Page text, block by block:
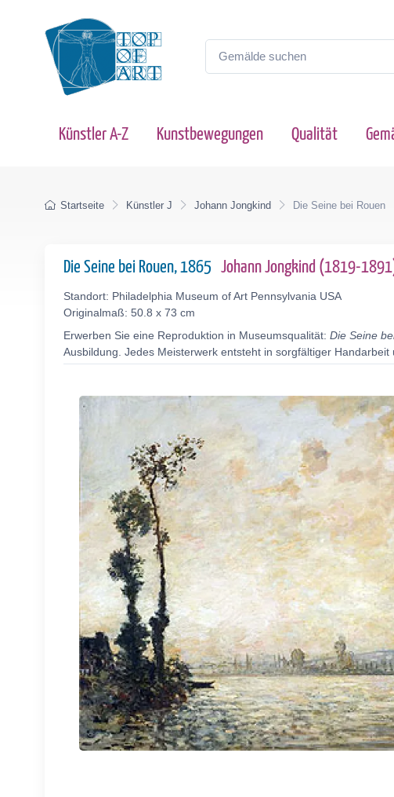
Künstler A-Z Kunstbewegungen Qualität
Startseite Künstler J Johann Jongkind Die Seine bei Rouen
Die Seine bei Rouen, 1865 Johann Jongkind (1819-
Standort: Philadelphia Museum of Art Pennsylvania USA
Originalmaß: 50.8 x 73 cm
Erwerben Sie eine Reproduktion in Museumsqualität: Die Seine
Ausbildung. Jedes Meisterwerk entsteht in sorgfältiger